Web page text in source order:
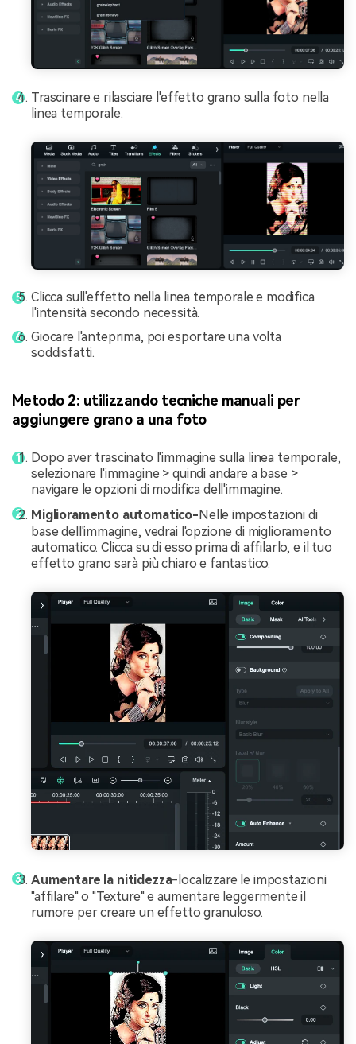
Trascinare e rilasciare l'effetto grano sulla foto nella
linea temporale.
Clicca sull'effetto nella linea temporale e modifica
l'intensità secondo necessità.
Giocare l'anteprima, poi esportare una volta
soddisfatti.
Metodo 2: utilizzando tecniche manuali per
aggiungere grano a una foto
Dopo aver trascinato l'immagine sulla linea temporale,
selezionare l'immagine > quindi andare a base >
navigare le opzioni di modifica dell'immagine.
Miglioramento automatico-Nelle impostazioni di
base dell'immagine, vedrai l'opzione di miglioramento
automatico. Clicca su di esso prima di affilarlo, e il tuo
effetto grano sarà più chiaro e fantastico.
Aumentare la nitidezza-localizzare le impostazioni
"affilare" o "Texture" e aumentare leggermente il
rumore per creare un effetto granuloso.